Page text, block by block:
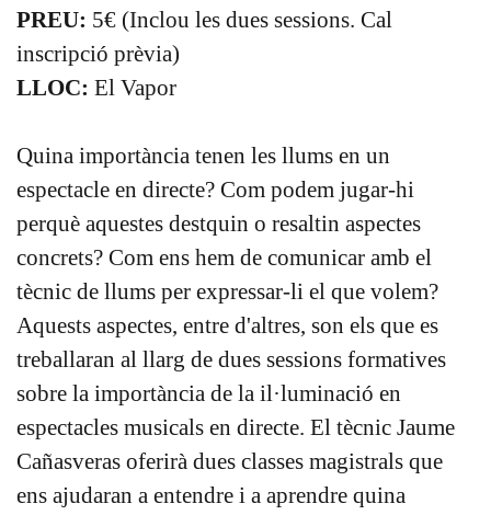
PREU: 5€ (Inclou les dues sessions. Cal
inscripció prèvia)
LLOC: El Vapor
Quina importància tenen les llums en un
espectacle en directe? Com podem jugar-hi
perquè aquestes destquin o resaltin aspectes
concrets? Com ens hem de comunicar amb el
tècnic de llums per expressar-li el que volem?
Aquests aspectes, entre d'altres, son els que es
treballaran al llarg de dues sessions formatives
sobre la importància de la il·luminació en
espectacles musicals en directe. El tècnic Jaume
Cañasveras oferirà dues classes magistrals que
ens ajudaran a entendre i a aprendre quina